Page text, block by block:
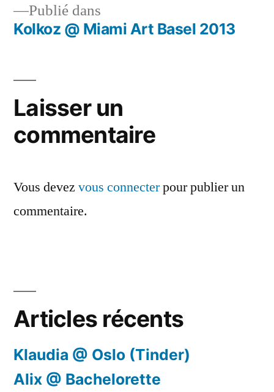
Navigation
l’article
Publié dans
Kolkoz @ Miami Art Basel 2013
Laisser un
commentaire
Vous devez vous connecterpour publier un
commentaire.
Articles récents
Klaudia @ Oslo (Tinder)
Alix @ Bachelorette